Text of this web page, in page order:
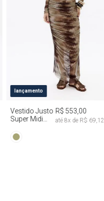
lançamento M G
Vestido Justo
Super Midi
Tie Dye
R$ 553,00
até 8x de R$ 69,12